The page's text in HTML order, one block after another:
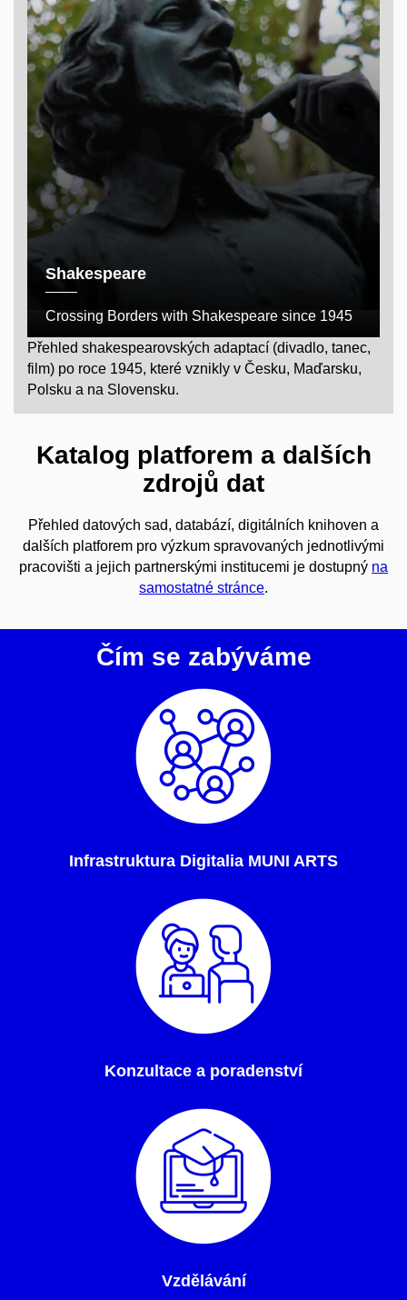
Shakespeare
Crossing Borders with Shakespeare since 1945
Přehled shakespearovských adaptací (divadlo, tanec,
film) po roce 1945, které vznikly v Česku, Maďarsku,
Polsku a na Slovensku.
Katalog platforem a dalších
zdrojů dat
Přehled datových sad, databází, digitálních knihoven a
dalších platforem pro výzkum spravovaných jednotlivými
pracovišti a jejich partnerskými institucemi je dostupný na
samostatné stránce.
Čím se zabýváme
Infrastruktura Digitalia MUNI ARTS
Konzultace a poradenství
Vzdělávání